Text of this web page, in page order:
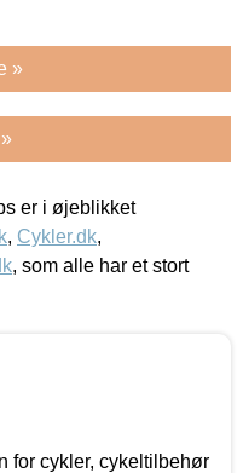
»
er i øjeblikket
, Cykler.dk,
, som alle har et stort
for cykler, cykeltilbehør